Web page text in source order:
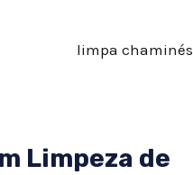
Limpeza de